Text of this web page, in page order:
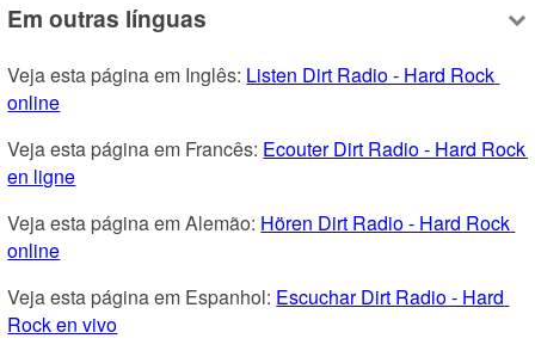
Em outras línguas
Veja esta página em Inglês: Listen Dirt Radio - Hard Rock
online
Veja esta página em Francês: Ecouter Dirt Radio - Hard Rock
en ligne
Veja esta página em Alemão: Hören Dirt Radio - Hard Rock
online
Veja esta página em Espanhol: Escuchar Dirt Radio - Hard
Rock en vivo